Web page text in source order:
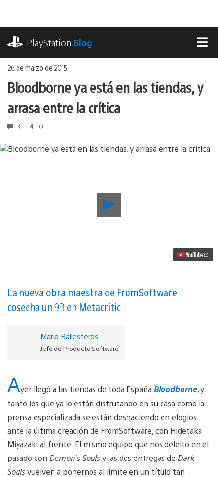
contenido
PlayStation.Blog
26 de marzo de 2015
Bloodborne ya está en las tiendas, y
arrasa entre la crítica
3 0
ya
la
crítica
vídeo
La nueva obra maestra de FromSoftware
cosecha un 93 en Metacritic
Mario Ballesteros
Jefe de Producto Software
Ayer llegó a las tiendas de toda España Bloodborne, y
tanto los que ya lo están disfrutando en su casa como la
prensa especializada se están deshaciendo en elogios
ante la última creación de FromSoftware, con Hidetaka
Miyazaki al frente. El mismo equipo que nos deleitó en el
pasado con Demon’s Soulsy las dos entregas de Dark
Soulsvuelven a ponernos al límite en un título tan